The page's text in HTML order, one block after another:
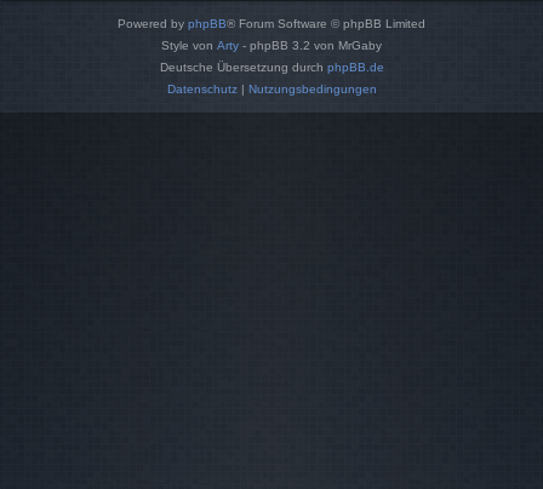
Powered by phpBB® Forum Software © phpBB Limited
Style von Arty - phpBB 3.2 von MrGaby
Deutsche Übersetzung durch phpBB.de
Datenschutz| Nutzungsbedingungen